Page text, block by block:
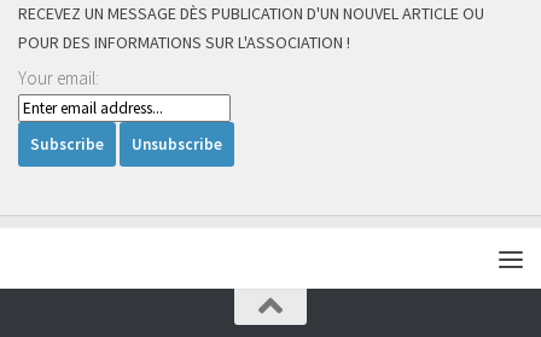
RECEVEZ UN MESSAGE DÈS PUBLICATION D'UN NOUVEL ARTICLE OU
POUR DES INFORMATIONS SUR L'ASSOCIATION !
Your email: